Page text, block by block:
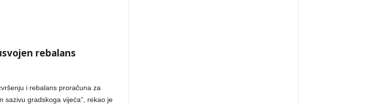
rebalans
i rebalans proračuna za
sazivu gradskoga vijeća”, rekao je